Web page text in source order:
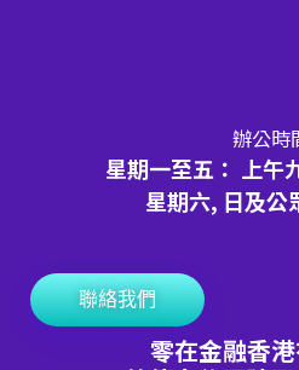
辦公時
星期一至五： 上午
星期六, 日及公
聯絡我們
零在金融香